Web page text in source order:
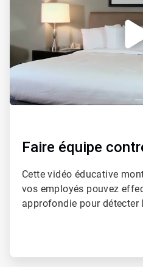
Faire équipe
Cette vidéo éducative
vos employés pouvez
approfondie pour détecter